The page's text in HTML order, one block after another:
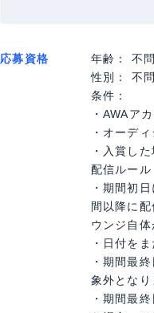
応募資格
年齢： 不問
性別： 不問
条件：
・AWAア
・オーデ
・入賞し
配信ルール
・期間初
間以降に
ウンジ自体
・日付を
・期間最
象外となり
・期間最